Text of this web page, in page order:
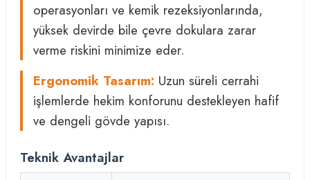
operasyonları ve kemik rezeksiyonlarında,
yüksek devirde bile çevre dokulara zarar
verme riskini minimize eder.
Ergonomik Tasarım: Uzun süreli cerrahi
işlemlerde hekim konforunu destekleyen hafif
ve dengeli gövde yapısı.
Teknik Avantajlar